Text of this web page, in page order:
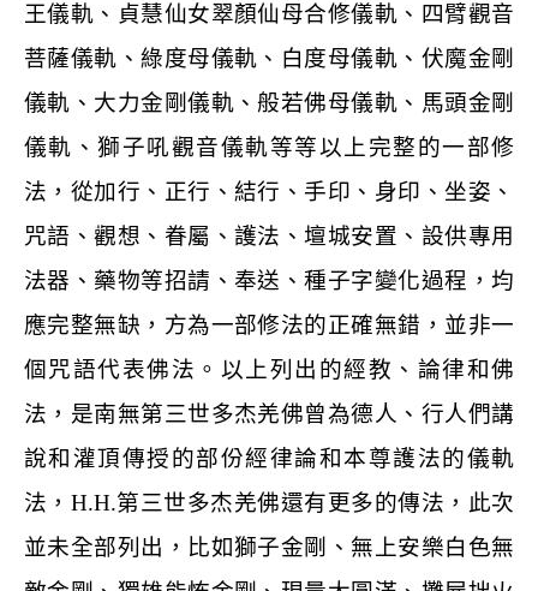
王儀軌、貞慧仙女翠顏仙母合修儀軌、四臂觀音
菩薩儀軌、綠度母儀軌、白度母儀軌、伏魔金剛
儀軌、大力金剛儀軌、般若佛母儀軌、馬頭金剛
儀軌、獅子吼觀音儀軌等等以上完整的一部修
法，從加行、正行、結行、手印、身印、坐姿、
咒語、觀想、眷屬、護法、壇城安置、設供專用
法器、藥物等招請、奉送、種子字變化過程，均
應完整無缺，方為一部修法的正確無錯，並非一
個咒語代表佛法。以上列出的經教、論律和佛
法，是南無第三世多杰羌佛曾為德人、行人們講
說和灌頂傳授的部份經律論和本尊護法的儀軌
法， H.H.第三世多杰羌佛還有更多的傳法，此次
並未全部列出，比如獅子金剛、無上安樂白色無